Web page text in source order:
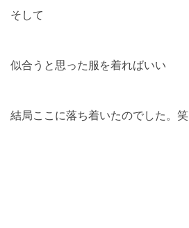
そして
似合うと思った服を着ればいい
結局ここに落ち着いたのでした。笑